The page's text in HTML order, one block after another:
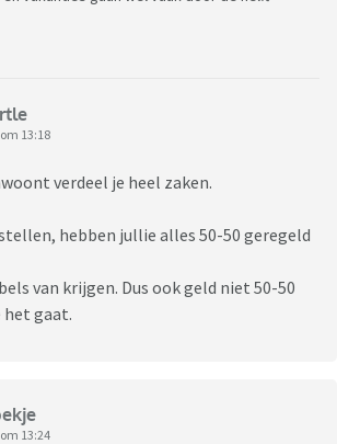
om 13:18
verdeel je heel zaken.
hebben jullie alles 50-50 geregeld
van krijgen. Dus ook geld niet 50-50
het gaat.
om 13:24